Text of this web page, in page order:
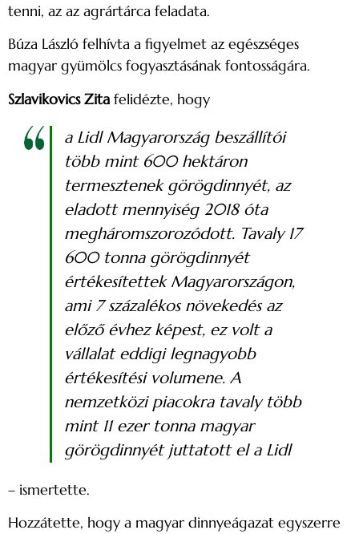
tenni, az az agrártárca feladata.
Búza László felhívta a figyelmet az egészséges
magyar gyümölcs fogyasztásának fontosságára.
Szlavikovics Zita felidézte, hogy
a Lidl Magyarország beszállítói
több mint 600 hektáron
termesztenek görögdinnyét, az
eladott mennyiség 2018 óta
megháromszorozódott. Tavaly 17
600 tonna görögdinnyét
értékesítettek Magyarországon,
ami 7 százalékos növekedés az
előző évhez képest, ez volt a
vállalat eddigi legnagyobb
értékesítési volumene. A
nemzetközi piacokra tavaly több
mint 11 ezer tonna magyar
görögdinnyét juttatott el a Lidl
– ismertette.
Hozzátette, hogy a magyar dinnyeágazat egyszerre